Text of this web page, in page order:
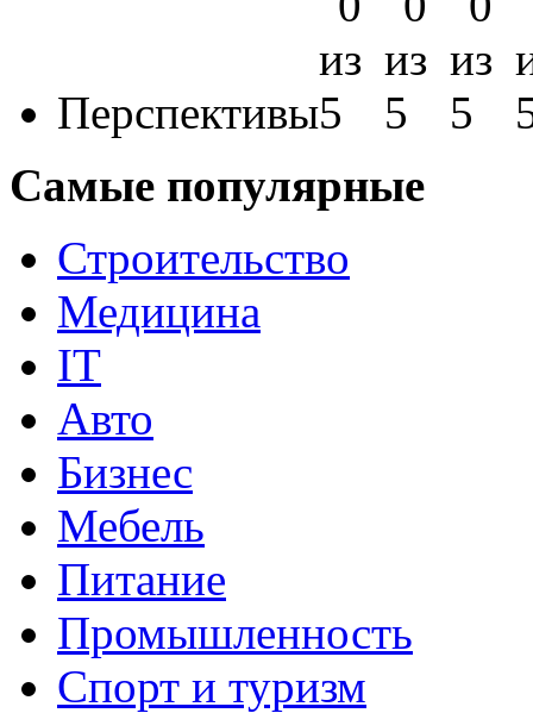
Перспективы
Самые популярные
Строительство
Медицина
IT
Авто
Бизнес
Мебель
Питание
Промышленность
Спорт и туризм